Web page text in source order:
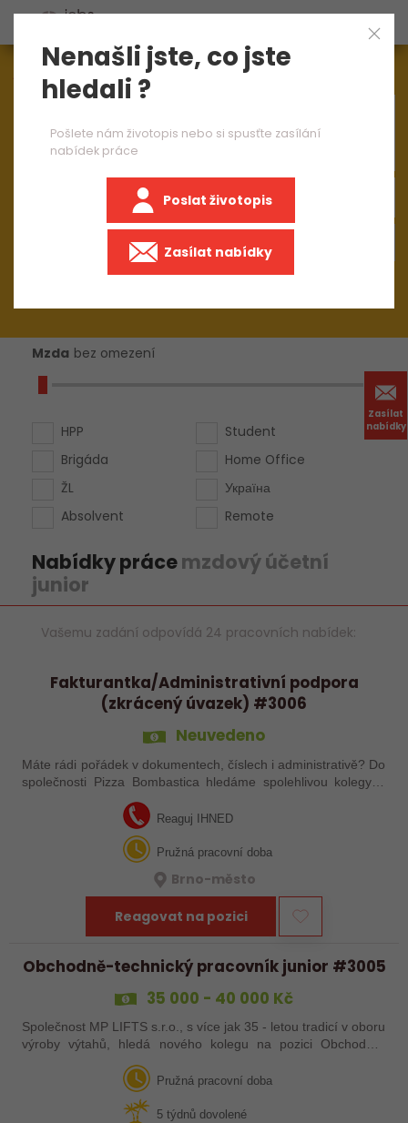
Zasílat
nabídky
Aktuálně1544nabídek práce
Mzda bez omezení
HPP
Brigáda
ŽL
Absolvent
Student
Home Office
Україна
Remote
Nabídky prácemzdový účetní
junior
Vašemu zadání odpovídá 24 pracovních nabídek:
Fakturantka/Administrativní podpora
(zkrácený úvazek) #3006
Neuvedeno
Máte rádi pořádek v dokumentech, číslech i administrativě? Do
společnosti Pizza Bombastica hledáme spolehlivou kolegyni,
která podpoří naši účetní a administrativní agendu. Pokud
máte zkušenosti se…
Reaguj IHNED
Pružná pracovní doba
Brno-město
Reagovat na pozici
Obchodně-technický pracovník junior #3005
35 000 - 40 000 Kč
Společnost MP LIFTS s.r.o., s více jak 35 - letou tradicí v oboru
výroby výtahů, hledá nového kolegu na pozici Obchodně-
Pružná pracovní doba
5 týdnů dovolené
Nenašli jste, co jste
hledali ?
Pošlete nám životopis nebo si spusťte zasílání
nabídek práce
Poslat životopis
Zasílat nabídky